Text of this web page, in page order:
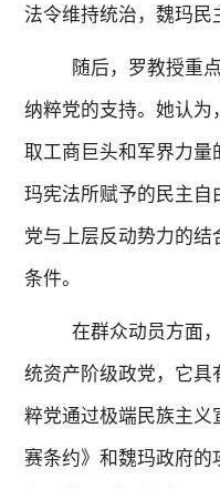
法令维持统治，魏玛民
随后，罗教授重
纳粹党的支持。她认
取工商巨头和军界力量
玛宪法所赋予的民主
党与上层反动势力的
条件。
在群众动员方面
统资产阶级政党，它具
粹党通过极端民族主义
赛条约》和魏玛政府